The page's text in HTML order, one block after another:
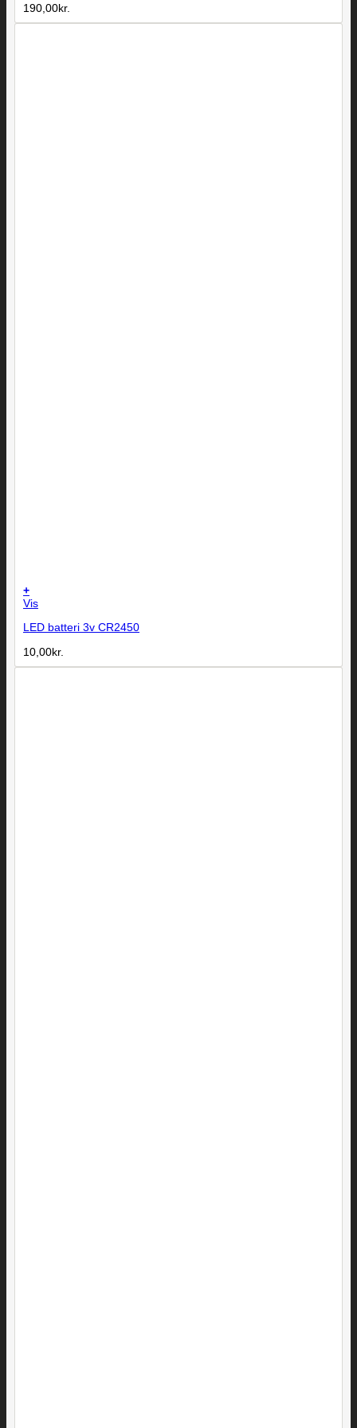
190,00kr.
+
Vis
LED batteri 3v CR2450
10,00kr.